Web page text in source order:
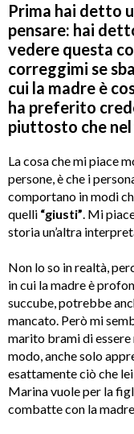
Prima hai detto
pensare: hai
vedere questa
correggimi se
cui la madre è
ha preferito
piuttosto che
La cosa che mi piace
persone, è che i
comportano in modi
quelli “giusti”. Mi
storia un’altra
Non lo so in realtà,
in cui la madre è
succube, potrebbe
mancato. Però mi
marito brami di
modo, anche solo
esattamente ciò che
Marina vuole per la
combatte con la